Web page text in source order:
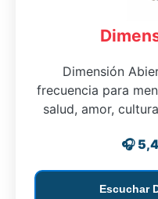
Dimensión
frecuencia para
salud, amor,
🎧
Escuchar